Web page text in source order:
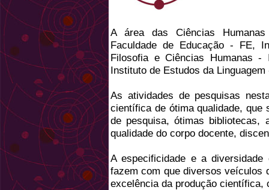
A área das Ciências
Faculdade de Educação - FE,
Filosofia e Ciências Humanas
Instituto de Estudos da Linguagem
As atividades de pesquisas
científica de ótima qualidade, que
de pesquisa, ótimas bibliotecas,
qualidade do corpo docente,
A especificidade e a
fazem com que diversos veículos
excelência da produção